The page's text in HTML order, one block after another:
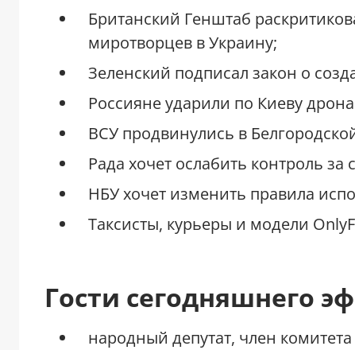
Британский Генштаб
миротворцев в Украину;
Зеленский подписал закон о
Россияне ударили по Киеву
ВСУ продвинулись в
Рада хочет ослабить контроль
НБУ хочет изменить правила
Таксисты, курьеры и модели
Гости сегодняшнего
народный депутат, член